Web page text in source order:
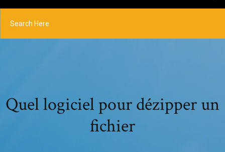
Quel logiciel pour dézipper un
fichier